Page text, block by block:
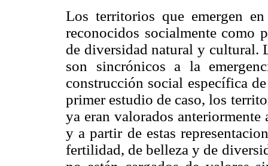
Los territorios que emergen
reconocidos socialmente como
de diversidad natural y cultural.
son sincrónicos a la
construcción social específica
primer estudio de caso, los
ya eran valorados anteriormente
y a partir de estas
fertilidad, de belleza y de